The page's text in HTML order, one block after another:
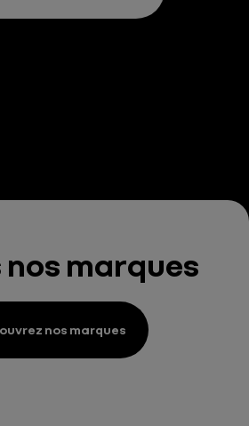
nos marques
nos marques